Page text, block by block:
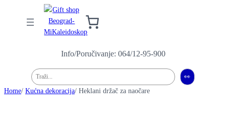
Info/Poručivanje: 064/12-95-900
Pretraga 👀
Home/ Kućna dekoracija/ Heklani držač za naočare